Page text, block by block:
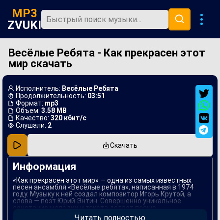
MP3
ZVUKI
Главная
Новинки
Популярная
В машину
Музыка 80х
Ремиксы
Весёлые Ребята - Как прекрасен этот
мир скачать
Исполнитель: Весёлые Ребята
Продолжительность: 03:51
Формат: mp3
Объем: 3.58 MB
Качество: 320 кбит/с
Слушали: 2
Скачать
Информация
«Как прекрасен этот мир» — одна из самых известных
песен ансамбля «Весёлые ребята», написанная в 1974
году. Музыку к ней создал композитор Игорь Крутой, а
слова — поэт Юрий Энтин. Совершенно уникальное
сочетание мелодии и текста делает песню
запоминающейся и трогательной, позволяя каждому
Читать полностью